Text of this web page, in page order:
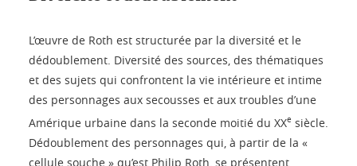
L’œuvre de Roth est structurée par la diversité et le
dédoublement. Diversité des sources, des thématiques
et des sujets qui confrontent la vie intérieure et intime
des personnages aux secousses et aux troubles d’une
Amérique urbaine dans la seconde moitié du XXe siècle.
Dédoublement des personnages qui, à partir de la «
cellule souche » qu’est Philip Roth, se présentent